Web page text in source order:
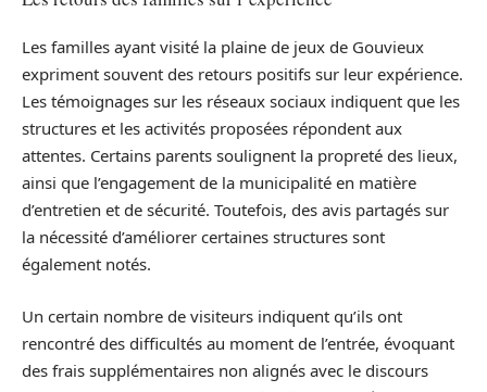
Les familles ayant visité la plaine de jeux de Gouvieux
expriment souvent des retours positifs sur leur expérience.
Les témoignages sur les réseaux sociaux indiquent que les
structures et les activités proposées répondent aux
attentes. Certains parents soulignent la propreté des lieux,
ainsi que l’engagement de la municipalité en matière
d’entretien et de sécurité. Toutefois, des avis partagés sur
la nécessité d’améliorer certaines structures sont
également notés.
Un certain nombre de visiteurs indiquent qu’ils ont
rencontré des difficultés au moment de l’entrée, évoquant
des frais supplémentaires non alignés avec le discours